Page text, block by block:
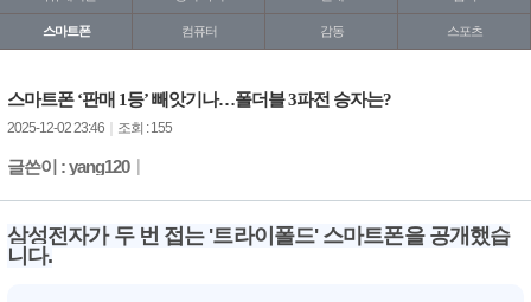
스마트폰 컴퓨터 감동 스포츠
스마트폰 ‘판매 1등’ 빼앗기나…폴더블 3파전 승자는?
2025-12-02 23:46 조회 : 155
글쓴이 : yang120｜
삼성전자가 두 번 접는 '트라이폴드' 스마트폰을 공개했습
니다.